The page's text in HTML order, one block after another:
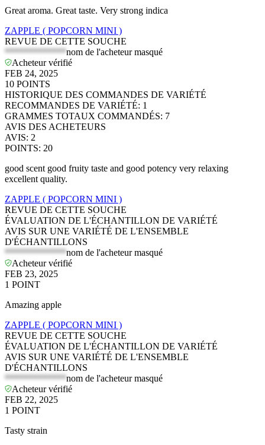
Great aroma. Great taste. Very strong indica
ZAPPLE ( POPCORN MINI )
REVUE DE CETTE SOUCHE
*************nom de l'acheteur masqué
Acheteur vérifié
FEB 24, 2025
10 POINTS
HISTORIQUE DES COMMANDES DE VARIÉTÉ
RECOMMANDES DE VARIÉTÉ: 1
GRAMMES TOTAUX COMMANDÉS: 7
AVIS DES ACHETEURS
AVIS: 2
POINTS: 20
good scent good fruity taste and good potency very relaxing
excellent quality.
ZAPPLE ( POPCORN MINI )
REVUE DE CETTE SOUCHE
ÉVALUATION DE L'ÉCHANTILLON DE VARIÉTÉ
AVIS SUR UNE VARIÉTÉ DE L'ENSEMBLE
D'ÉCHANTILLONS
*************nom de l'acheteur masqué
Acheteur vérifié
FEB 23, 2025
1 POINT
Amazing apple
ZAPPLE ( POPCORN MINI )
REVUE DE CETTE SOUCHE
ÉVALUATION DE L'ÉCHANTILLON DE VARIÉTÉ
AVIS SUR UNE VARIÉTÉ DE L'ENSEMBLE
D'ÉCHANTILLONS
*************nom de l'acheteur masqué
Acheteur vérifié
FEB 22, 2025
1 POINT
Tasty strain